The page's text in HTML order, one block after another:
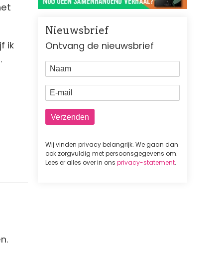
ik
Nieuwsbrief
Ontvang de nieuwsbrief
Naam
E-mail
Wij vinden privacy belangrijk. We gaan dan
ook zorgvuldig met persoonsgegevens om.
Lees er alles over in ons privacy-statement.